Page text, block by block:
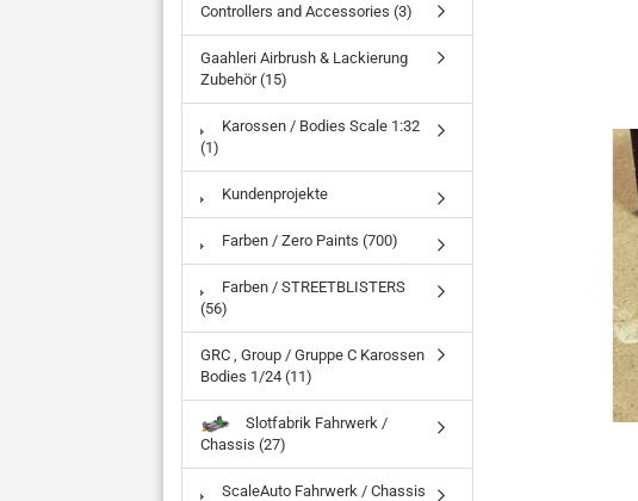
Controllers and Accessories (3)
Gaahleri Airbrush & Lackierung
Zubehör (15)
Karossen / Bodies Scale 1:32
(1)
Kundenprojekte
Farben / Zero Paints (700)
Farben / STREETBLISTERS
(56)
GRC , Group / Gruppe C Karossen
Bodies 1/24 (11)
Slotfabrik Fahrwerk /
Chassis (27)
ScaleAuto Fahrwerk / Chassis